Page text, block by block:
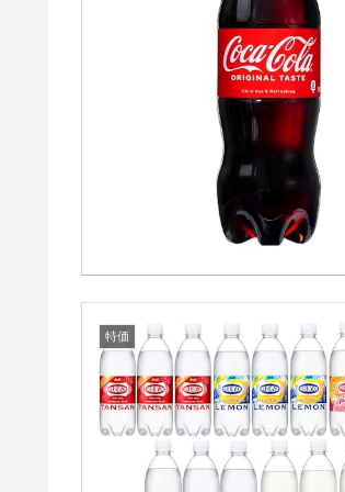
特価